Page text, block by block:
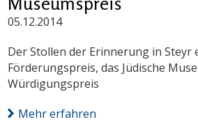
05.12.2014
Der Stollen der Erinnerung in Steyr
Förderungspreis, das Jüdische
Würdigungspreis
Mehr erfahren